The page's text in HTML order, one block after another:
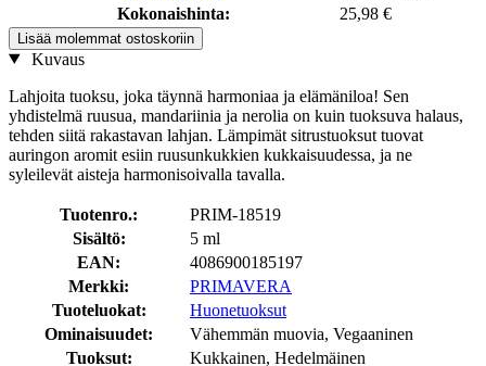
Kokonaishinta:
25,98 €
Lisää molemmat ostoskoriin
Kuvaus
Lahjoita tuoksu, joka täynnä harmoniaa ja elämäniloa! Sen
yhdistelmä ruusua, mandariinia ja nerolia on kuin tuoksuva halaus,
tehden siitä rakastavan lahjan. Lämpimät sitrustuoksut tuovat
auringon aromit esiin ruusunkukkien kukkaisuudessa, ja ne
syleilevät aisteja harmonisoivalla tavalla.
Tuotenro.:
PRIM-18519
Sisältö:
5 ml
EAN:
4086900185197
Merkki:
PRIMAVERA
Tuoteluokat:
Huonetuoksut
Ominaisuudet:
Vähemmän muovia, Vegaaninen
Tuoksut:
Kukkainen, Hedelmäinen